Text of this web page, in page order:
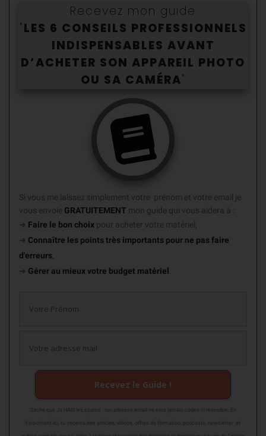
Recevez mon guide
"LES 6 CONSEILS PROFESSIONNELS
INDISPENSABLES AVANT
D’ACHETER SON APPAREIL PHOTO
OU SA CAMÉRA"
Si vous me laissez simplement votre prénom et votre email je
vous envoie GRATUITEMENT mon guide qui vous aidera à :
➜ Faire le bon choix pour acheter votre matériel,
➜ Connaître les points très importants pour ne pas faire
d'erreurs
➜ Gérer au mieux votre budget matériel
Recevez le Guide !
Sache que Je HAIS les spams : ton adresse email ne sera jamais cédée ni revendue. En
t'inscrivant ici, tu recevra des articles, vidéos, offres de formation, podcasts, newsletter et